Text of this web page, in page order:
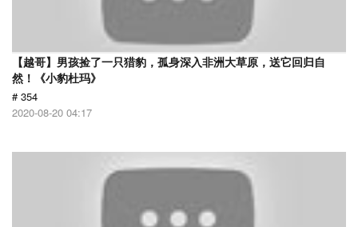
【越哥】男孩捡了一只猎豹，孤身深入非洲大草原，送它回归自
然！《小豹杜玛》
# 354
2020-08-20 04:17